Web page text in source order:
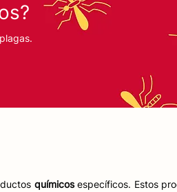
químicosespecíficos. Estos